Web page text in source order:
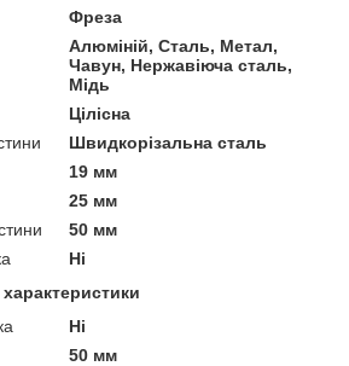
Фреза
Алюміній, Сталь, Метал,
Чавун, Нержавіюча сталь,
Мідь
Цілісна
Швидкорізальна сталь
19 мм
25 мм
50 мм
Ні
Ні
50 мм